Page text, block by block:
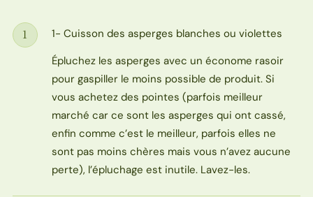
Étape
1
1- Cuisson des asperges blanches ou violettes
Épluchez les asperges avec un économe rasoir
pour gaspiller le moins possible de produit. Si
vous achetez des pointes (parfois meilleur
marché car ce sont les asperges qui ont cassé,
enfin comme c’est le meilleur, parfois elles ne
sont pas moins chères mais vous n’avez aucune
perte), l’épluchage est inutile. Lavez-les.